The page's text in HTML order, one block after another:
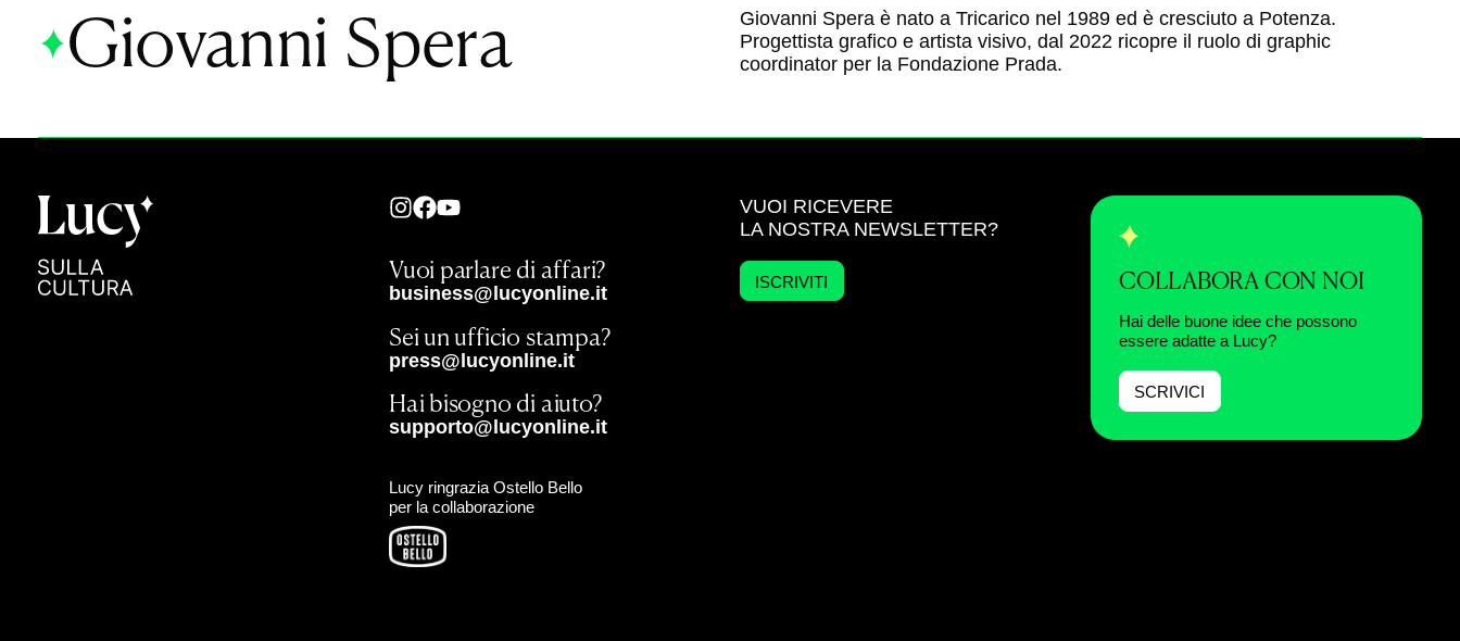
Giovanni Spera
Giovanni Spera è nato a Tricarico nel 1989 ed è cresciuto a Potenza.
Progettista grafico e artista visivo, dal 2022 ricopre il ruolo di graphic
coordinator per la Fondazione Prada.
Vuoi parlare di affari?
business@lucyonline.it
Sei un ufficio stampa?
press@lucyonline.it
Hai bisogno di aiuto?
supporto@lucyonline.it
Lucy ringrazia Ostello Bello
per la collaborazione
VUOI RICEVERE
LA NOSTRA NEWSLETTER?
ISCRIVITI COLLABORA CON NOI
Hai delle buone idee che possono
essere adatte a Lucy?
SCRIVICI